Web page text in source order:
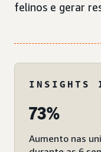
felinos e gerar
INSIGHTS
73%
Aumento nas